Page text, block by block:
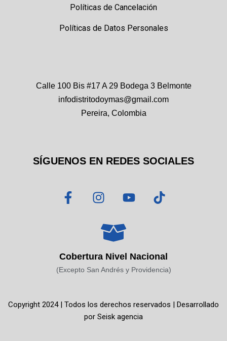
Políticas de Cancelación
Políticas de Datos Personales
Calle 100 Bis #17 A 29 Bodega 3 Belmonte
infodistritodoymas@gmail.com
Pereira, Colombia
SÍGUENOS EN REDES SOCIALES
F
a
o
o
f
I
n
t
a
g
r
Y
o
b
e
T
i
k
Cobertura Nivel Nacional
(Excepto San Andrés y Providencia)
Copyright 2024 | Todos los derechos reservados | Desarrollado
por Seisk agencia